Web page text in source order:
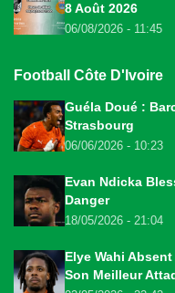
8 Août 2026
06/08/2026 - 11:45
Football Côte D'Ivoire
Guéla Doué :
Strasbourg
06/06/2026 - 10:23
Evan Ndicka
Danger
18/05/2026 - 21:04
Elye Wahi
Son Meilleur